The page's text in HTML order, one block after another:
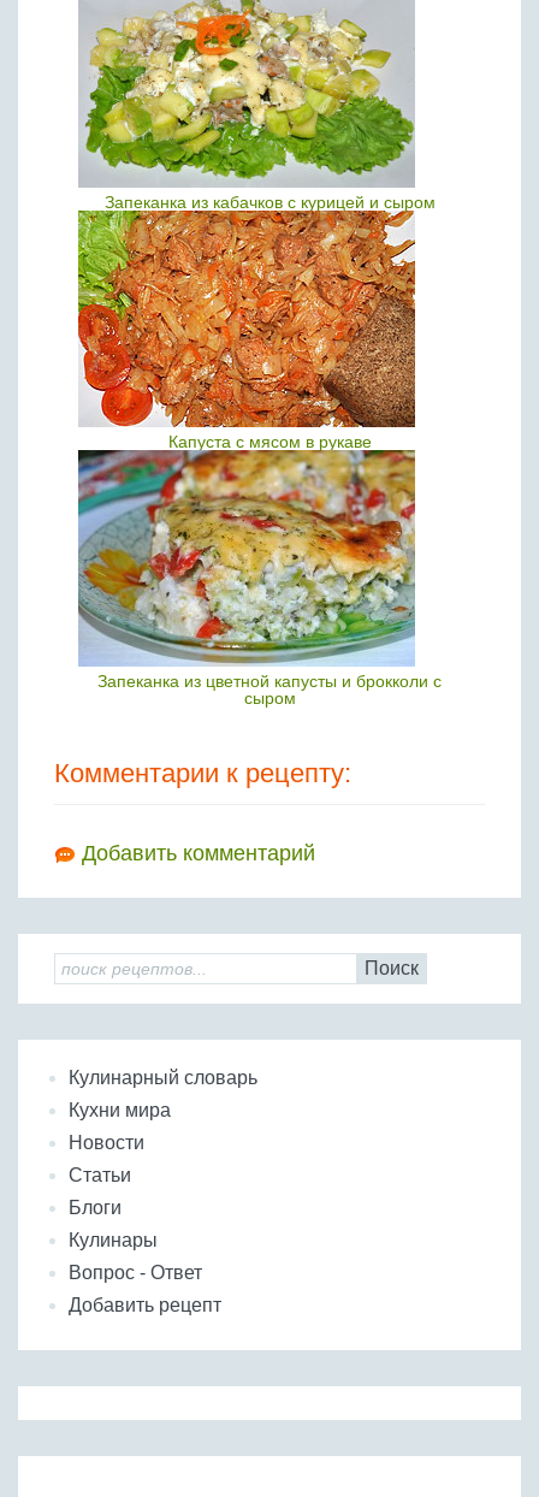
Запеканка из кабачков с курицей и сыром
Капуста с мясом в рукаве
Запеканка из цветной капусты и брокколи с
сыром
Комментарии к рецепту:
Добавить комментарий
Поиск
Кулинарный словарь
Кухни мира
Новости
Статьи
Блоги
Кулинары
Вопрос - Ответ
Добавить рецепт